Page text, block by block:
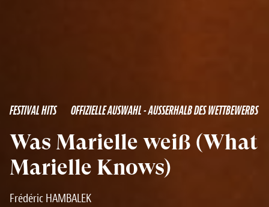
FESTIVAL HITS OFFIZIELLE AUSWAHL - AUSSERHALB DES WETTBEWERBS
Was Marielle weiß (What
Marielle Knows)
Frédéric HAMBALEK